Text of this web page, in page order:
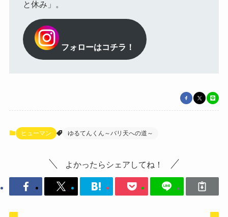
と休み」。
フォローはコチラ！
ヒューマン ゆるてんくん～バリ天への道～
よかったらシェアしてね！